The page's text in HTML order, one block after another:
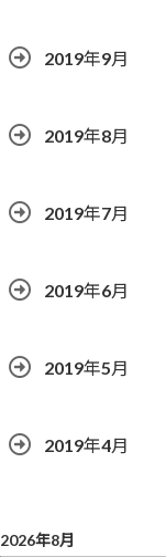
2019年9月
2019年8月
2019年7月
2019年6月
2019年5月
2019年4月
2026年8月